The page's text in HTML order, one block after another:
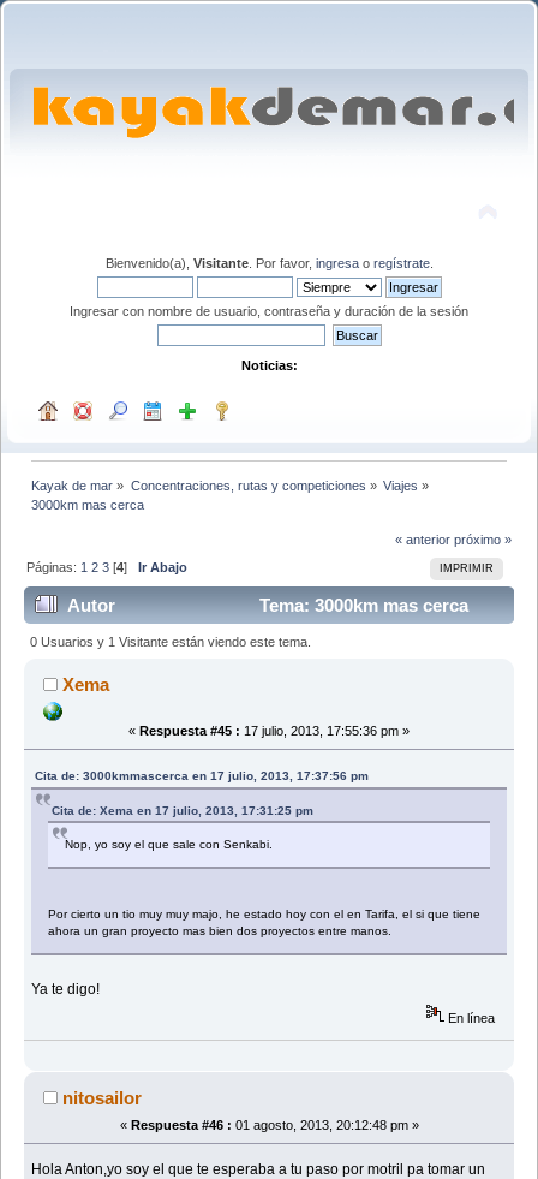
Bienvenido(a), Visitante. Por favor, ingresao regístrate.
Ingresar con nombre de usuario, contraseña y duración de la sesión
Noticias:
Kayak de mar » Concentraciones, rutas y competiciones » Viajes »
3000km mas cerca
« anterior próximo »
IMPRIMIR
Páginas: 1 2 3 [4]Ir Abajo
Autor
Tema: 3000km mas cerca
(Leído 43234 veces)
0 Usuarios y 1 Visitante están viendo este tema.
Xema
« Respuesta #45 : 17 julio, 2013, 17:55:36 pm »
Cita de: 3000kmmascerca en 17 julio, 2013, 17:37:56 pm
Cita de: Xema en 17 julio, 2013, 17:31:25 pm
Nop, yo soy el que sale con Senkabi.
Por cierto un tio muy muy majo, he estado hoy con el en Tarifa, el si que tiene
ahora un gran proyecto mas bien dos proyectos entre manos.
Ya te digo!
En línea
nitosailor
« Respuesta #46 : 01 agosto, 2013, 20:12:48 pm »
Hola Anton,yo soy el que te esperaba a tu paso por motril pa tomar un